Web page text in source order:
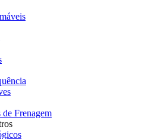
de Frenagem